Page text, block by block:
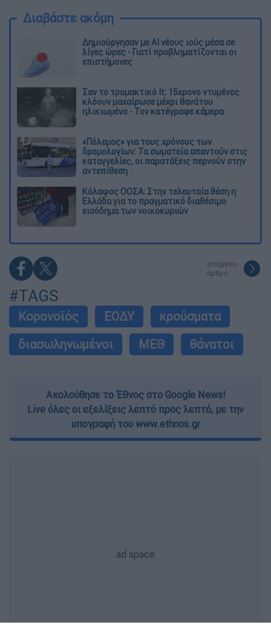
Διαβάστε ακόμη
Δημιούργησαν με AI νέους ιούς μέσα σε
λίγες ώρες - Γιατί προβληματίζονται οι
επιστήμονες
Σαν το τρομακτικό It: 15χρονο ντυμένος
κλόουν μαχαίρωσε μέχρι θανάτου
ηλικιωμένο - Τον κατέγραψε κάμερα
«Πόλεμος» για τους χρόνους των
δρομολογίων: Τα σωματεία απαντούν στις
καταγγελίες, οι παρατάξεις περνούν στην
αντεπίθεση
Κόλαφος ΟΟΣΑ: Στην τελευταία θέση η
Ελλάδα για το πραγματικό διαθέσιμο
εισόδημα των νοικοκυριών
επόμενο
άρθρο
#TAGS
Κορονοϊός ΕΟΔΥ
κρούσματα
διασωληνωμένοι
ΜΕΘ θάνατοι
Ακολούθησε το Έθνος στο Google News!
Live όλες οι εξελίξεις λεπτό προς λεπτό, με την
υπογραφή του www.ethnos.gr